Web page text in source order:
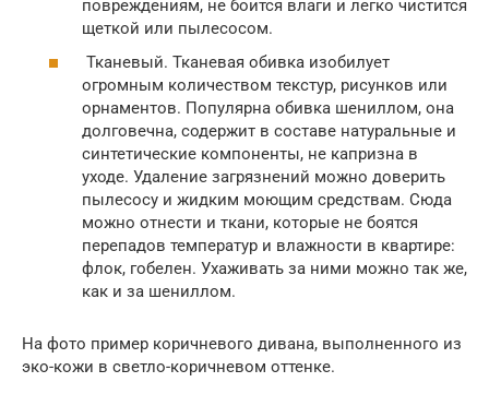
повреждениям, не боится влаги и легко чистится
щеткой или пылесосом.
Тканевый. Тканевая обивка изобилует
огромным количеством текстур, рисунков или
орнаментов. Популярна обивка шениллом, она
долговечна, содержит в составе натуральные и
синтетические компоненты, не капризна в
уходе. Удаление загрязнений можно доверить
пылесосу и жидким моющим средствам. Сюда
можно отнести и ткани, которые не боятся
перепадов температур и влажности в квартире:
флок, гобелен. Ухаживать за ними можно так же,
как и за шениллом.
На фото пример коричневого дивана, выполненного из
эко-кожи в светло-коричневом оттенке.